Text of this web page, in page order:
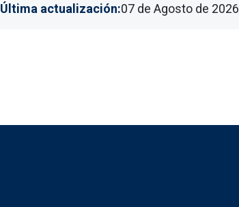
Última actualización:07 de Agosto de 2026